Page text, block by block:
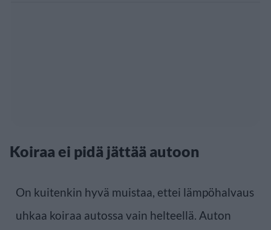
Koiraa ei pidä jättää autoon
On kuitenkin hyvä muistaa, ettei lämpöhalvaus
uhkaa koiraa autossa vain helteellä. Auton